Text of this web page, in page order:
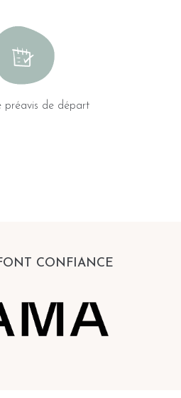
préavis de départ
CONFIANCE